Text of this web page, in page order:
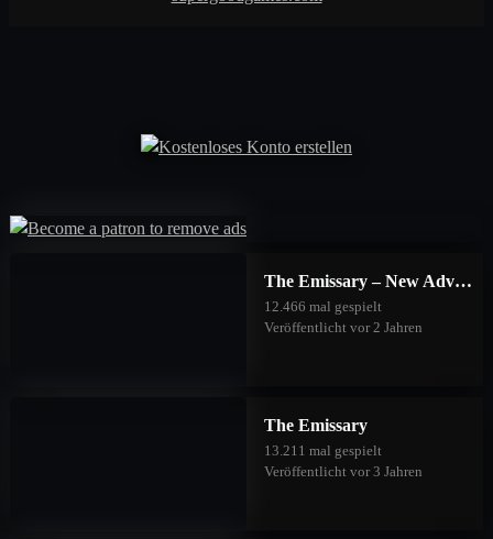
23 20 MontanaBlack
Lisa Lustig 93 2023/09/16
Purple Power Peach 2023/09/16
The Emissary – New Adventures
12.466 mal gespielt
Veröffentlicht vor 2 Jahren
The Emissary
13.211 mal gespielt
Veröffentlicht vor 3 Jahren